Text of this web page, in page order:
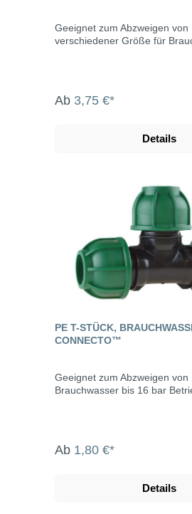
Geeignet zum Abzweigen von
verschiedener Größe für
Ab 3,75 €*
Details
PE T-STÜCK,
CONNECTO™
Geeignet zum Abzweigen von
Brauchwasser bis 16 bar
Ab 1,80 €*
Details